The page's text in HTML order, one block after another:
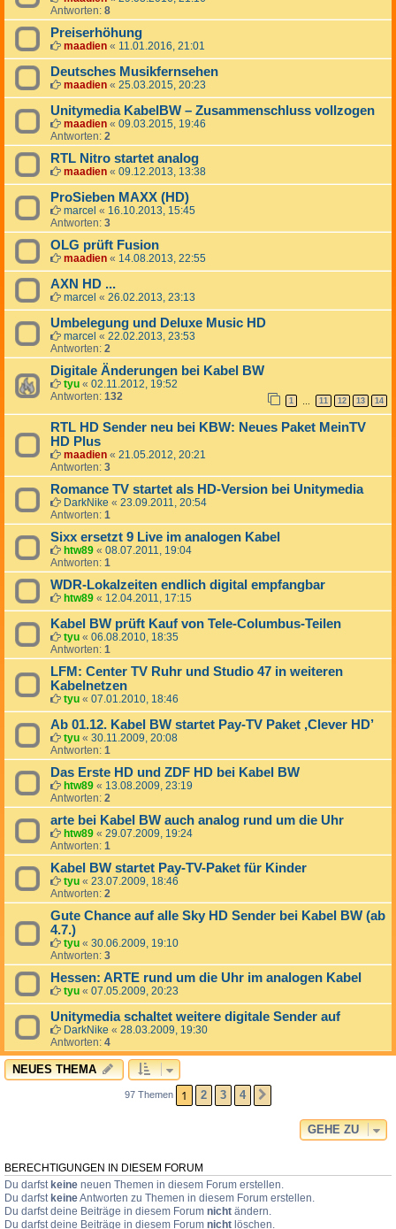
Antworten: 8
Preiserhöhung
maadien « 11.01.2016, 21:01
Deutsches Musikfernsehen
maadien « 25.03.2015, 20:23
Unitymedia KabelBW – Zusammenschluss vollzogen
maadien « 09.03.2015, 19:46
Antworten: 2
RTL Nitro startet analog
maadien « 09.12.2013, 13:38
ProSieben MAXX (HD)
marcel « 16.10.2013, 15:45
Antworten: 3
OLG prüft Fusion
maadien « 14.08.2013, 22:55
AXN HD ...
marcel « 26.02.2013, 23:13
Umbelegung und Deluxe Music HD
marcel « 22.02.2013, 23:53
Antworten: 2
Digitale Änderungen bei Kabel BW
tyu « 02.11.2012, 19:52
Antworten: 132 1 … 11 12 13 14
RTL HD Sender neu bei KBW: Neues Paket MeinTV
HD Plus
maadien « 21.05.2012, 20:21
Antworten: 3
Romance TV startet als HD-Version bei Unitymedia
DarkNike « 23.09.2011, 20:54
Antworten: 1
Sixx ersetzt 9 Live im analogen Kabel
htw89 « 08.07.2011, 19:04
Antworten: 1
WDR-Lokalzeiten endlich digital empfangbar
htw89 « 12.04.2011, 17:15
Kabel BW prüft Kauf von Tele-Columbus-Teilen
tyu « 06.08.2010, 18:35
Antworten: 1
LFM: Center TV Ruhr und Studio 47 in weiteren
Kabelnetzen
tyu « 07.01.2010, 18:46
Ab 01.12. Kabel BW startet Pay-TV Paket ‚Clever HD’
tyu « 30.11.2009, 20:08
Antworten: 1
Das Erste HD und ZDF HD bei Kabel BW
htw89 « 13.08.2009, 23:19
Antworten: 2
arte bei Kabel BW auch analog rund um die Uhr
htw89 « 29.07.2009, 19:24
Antworten: 1
Kabel BW startet Pay-TV-Paket für Kinder
tyu « 23.07.2009, 18:46
Antworten: 2
Gute Chance auf alle Sky HD Sender bei Kabel BW (ab
4.7.)
tyu « 30.06.2009, 19:10
Antworten: 3
Hessen: ARTE rund um die Uhr im analogen Kabel
tyu « 07.05.2009, 20:23
Unitymedia schaltet weitere digitale Sender auf
DarkNike « 28.03.2009, 19:30
Antworten: 4
NEUES THEMA
97 Themen 1 2 3 4
GEHE ZU
BERECHTIGUNGEN IN DIESEM FORUM
Du darfst keine neuen Themen in diesem Forum erstellen.
Du darfst keineAntworten zu Themen in diesem Forum erstellen.
Du darfst deine Beiträge in diesem Forum nicht ändern.
Du darfst deine Beiträge in diesem Forum nicht löschen.